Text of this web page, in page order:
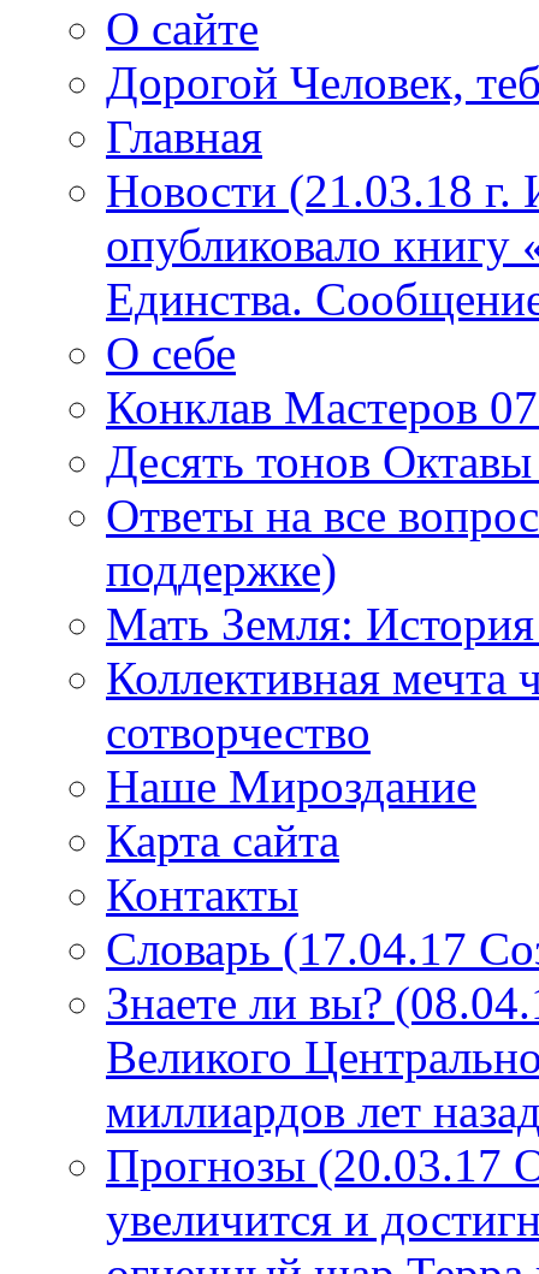
О сайте
Дорогой Человек,
Главная
Новости (21.03.18 г.
опубликовало книгу
Единства.
О себе
Конклав Мастеров
Десять тонов
Ответы на все
поддержке)
Мать Земля: История
Коллективная мечта
сотворчество
Наше Мироздание
Карта сайта
Контакты
Словарь (17.04.17
Знаете ли вы?
Великого
миллиардов лет
Прогнозы (20.03.17
увеличится и